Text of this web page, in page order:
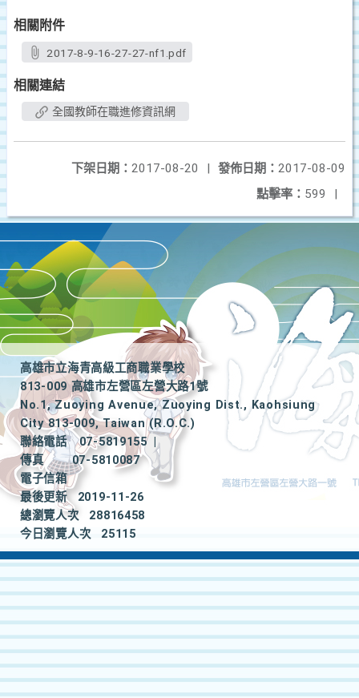
相關附件
2017-8-9-16-27-27-nf1.pdf
相關連結
全國教師在職進修資訊網
發佈日期： 2017-08-09
下架日期： 2017-08-20
|
點擊率： 599 |
高雄市立海青高級工商職業學校
813-009 高雄市左營區左營大路1號
No.1, Zuoying Avenue, Zuoying Dist., Kaohsiung
City 813-009, Taiwan (R.O.C.)
聯絡電話
07-5819155
|
傳真
07-5810087
電子信箱
最後更新
2019-11-26
總瀏覽人次
28816458
今日瀏覽人次
25115